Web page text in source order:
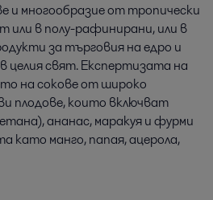
и многообразие от тропически
или в полу-рафинирани, или в
за търговия на едро и
целия свят. Експертизата на
на сокове от широко
плодове, които включват
ананас, маракуя и фурми
като манго, папая, ацерола,